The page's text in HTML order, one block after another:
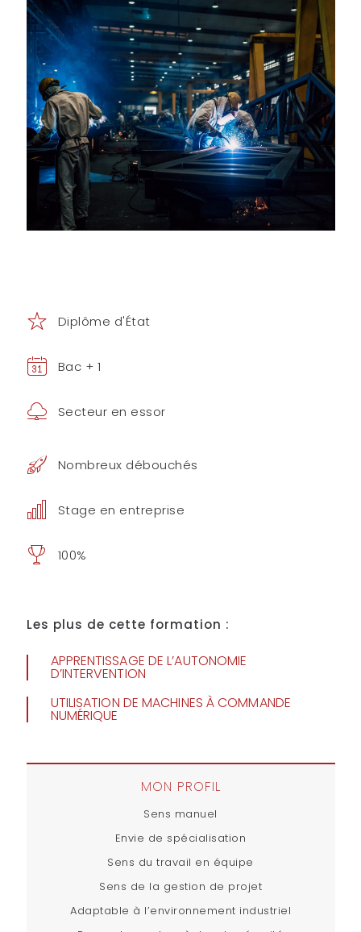
Diplôme d'État
Bac + 1
Secteur en essor
Nombreux débouchés
Stage en entreprise
100%
Les plus de cette formation :
APPRENTISSAGE DE L’AUTONOMIE
D’INTERVENTION
UTILISATION DE MACHINES À COMMANDE
NUMÉRIQUE
MON PROFIL
Sens manuel
Envie de spécialisation
Sens du travail en équipe
Sens de la gestion de projet
Adaptable à l’environnement industriel